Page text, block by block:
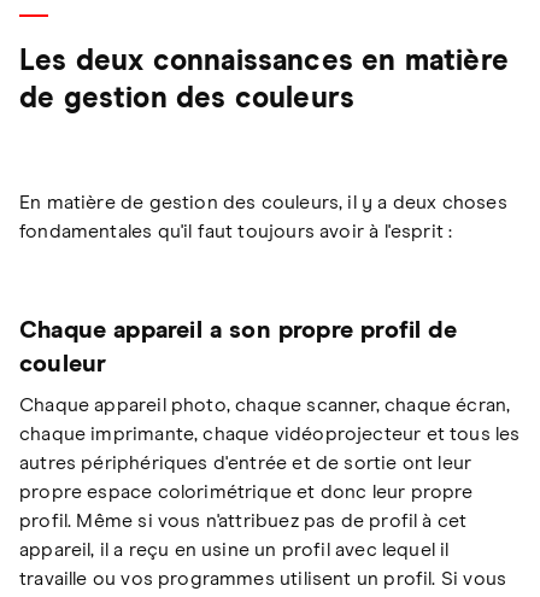
Les deux connaissances en matière
de gestion des couleurs
En matière de gestion des couleurs, il y a deux choses
fondamentales qu'il faut toujours avoir à l'esprit :
Chaque appareil a son propre profil de
couleur
Chaque appareil photo, chaque scanner, chaque écran,
chaque imprimante, chaque vidéoprojecteur et tous les
autres périphériques d'entrée et de sortie ont leur
propre espace colorimétrique et donc leur propre
profil. Même si vous n'attribuez pas de profil à cet
appareil, il a reçu en usine un profil avec lequel il
travaille ou vos programmes utilisent un profil. Si vous